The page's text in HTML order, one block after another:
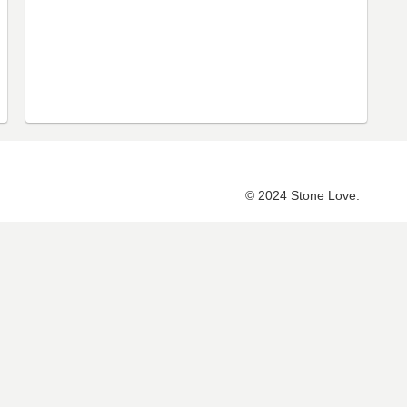
© 2024 Stone Love.